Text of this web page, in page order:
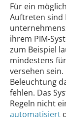
Für ein
Auftreten sind
ihrem PIM-
zum Beispiel
mindestens
versehen
Beleuchtung
fehlen. Das
Regeln nicht
automatisiert